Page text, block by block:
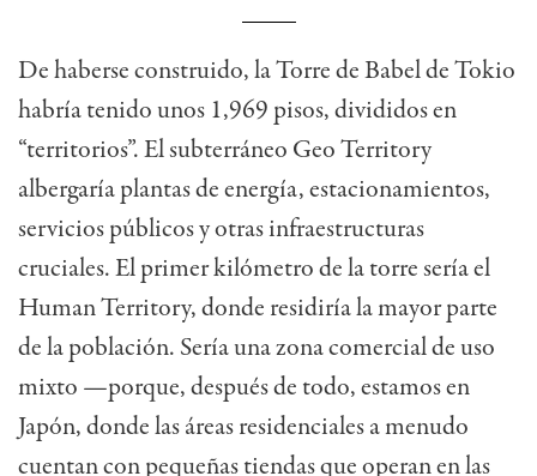
De haberse construido, la Torre de Babel de Tokio
habría tenido unos 1,969 pisos, divididos en
“territorios”. El subterráneo Geo Territory
albergaría plantas de energía, estacionamientos,
servicios públicos y otras infraestructuras
cruciales. El primer kilómetro de la torre sería el
Human Territory, donde residiría la mayor parte
de la población. Sería una zona comercial de uso
mixto —porque, después de todo, estamos en
Japón, donde las áreas residenciales a menudo
cuentan con pequeñas tiendas que operan en las